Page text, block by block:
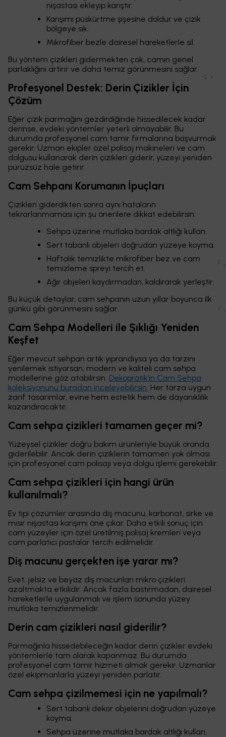
nişastası ekleyip karıştır.
Karışımı püskürtme şişesine doldur ve çizik
bölgeye sık.
Mikrofiber bezle dairesel hareketlerle sil.
Bu yöntem çizikleri gidermekten çok, camın genel
parlaklığını artırır ve daha temiz görünmesini sağlar.
Profesyonel Destek: Derin Çizikler İçin
Çözüm
Eğer çizik parmağını gezdirdiğinde hissedilecek kadar
derinse, evdeki yöntemler yeterli olmayabilir. Bu
durumda profesyonel cam tamir firmalarına başvurmak
gerekir. Uzman ekipler özel polisaj makineleri ve cam
dolgusu kullanarak derin çizikleri giderir, yüzeyi yeniden
pürüzsüz hale getirir.
Cam Sehpanı Korumanın İpuçları
Çizikleri giderdikten sonra aynı hataların
tekrarlanmaması için şu önerilere dikkat edebilirsin:
Sehpa üzerine mutlaka bardak altlığı kullan.
Sert tabanlı objeleri doğrudan yüzeye koyma.
Haftalık temizlikte mikrofiber bez ve cam
temizleme spreyi tercih et.
Ağır objeleri kaydırmadan, kaldırarak yerleştir.
Bu küçük detaylar, cam sehpanın uzun yıllar boyunca ilk
günkü gibi görünmesini sağlar.
Cam Sehpa Modelleri ile Şıklığı Yeniden
Keşfet
Eğer mevcut sehpan artık yıprandıysa ya da tarzını
yenilemek istiyorsan, modern ve kaliteli cam sehpa
modellerine göz atabilirsin. Dekopratik’in Cam Sehpa
koleksiyonunu buradan inceleyebilirsin. Her tarza uygun
zarif tasarımlar, evine hem estetik hem de dayanıklılık
kazandıracaktır.
Cam sehpa çizikleri tamamen geçer mi?
Yüzeysel çizikler doğru bakım ürünleriyle büyük oranda
giderilebilir. Ancak derin çiziklerin tamamen yok olması
için profesyonel cam polisajı veya dolgu işlemi gerekebilir.
Cam sehpa çizikleri için hangi ürün
kullanılmalı?
Ev tipi çözümler arasında diş macunu, karbonat, sirke ve
mısır nişastası karışımı öne çıkar. Daha etkili sonuç için
cam yüzeyler için özel üretilmiş polisaj kremleri veya
cam parlatıcı pastalar tercih edilmelidir.
Diş macunu gerçekten işe yarar mı?
Evet, jelsiz ve beyaz diş macunları mikro çizikleri
azaltmakta etkilidir. Ancak fazla bastırmadan, dairesel
hareketlerle uygulanmalı ve işlem sonunda yüzey
mutlaka temizlenmelidir.
Derin cam çizikleri nasıl giderilir?
Parmağınla hissedebileceğin kadar derin çizikler evdeki
yöntemlerle tam olarak kapanmaz. Bu durumda
profesyonel cam tamir hizmeti almak gerekir. Uzmanlar
özel ekipmanlarla yüzeyi yeniden parlatır.
Cam sehpa çizilmemesi için ne yapılmalı?
Sert tabanlı dekor objelerini doğrudan yüzeye
koyma.
Sehpa üzerine mutlaka bardak altlığı kullan.